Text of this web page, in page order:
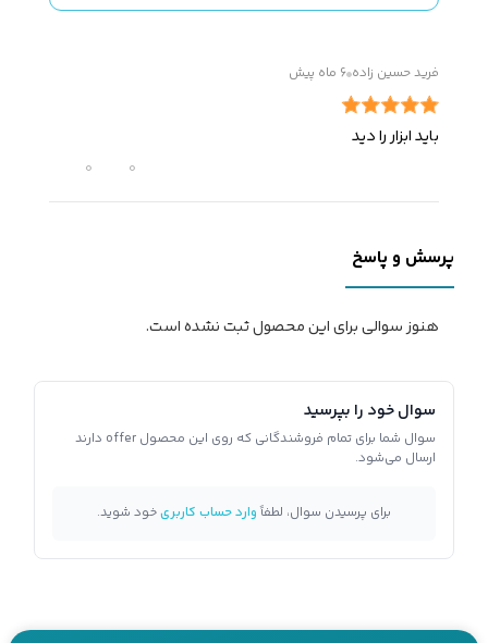
فرید حسین زاده 6 ماه پیش
باید ابزار را دید
0
0
پرسش و پاسخ
هنوز سوالی برای این محصول ثبت نشده است.
سوال خود را بپرسید
سوال شما برای تمام فروشندگانی که روی این محصول offer دارند
ارسال می‌شود.
برای پرسیدن سوال، لطفاًوارد حساب کاربریخود شوید.